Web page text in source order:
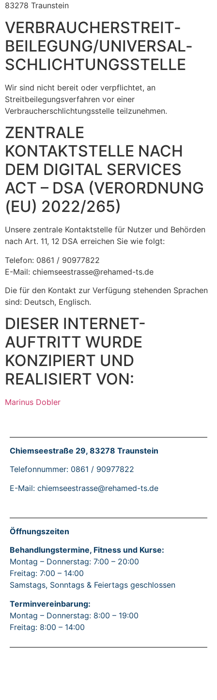
83278 Traunstein
VERBRAUCHER­STREIT­
BEILEGUNG/UNIVERSAL­
SCHLICHTUNGS­STELLE
Wir sind nicht bereit oder verpflichtet, an
Streitbeilegungsverfahren vor einer
Verbraucherschlichtungsstelle teilzunehmen.
ZENTRALE
KONTAKTSTELLE NACH
DEM DIGITAL SERVICES
ACT – DSA (VERORDNUNG
(EU) 2022/265)
Unsere zentrale Kontaktstelle für Nutzer und Behörden
nach Art. 11, 12 DSA erreichen Sie wie folgt:
Telefon: 0861 / 90977822
E-Mail: chiemseestrasse@rehamed-ts.de
Die für den Kontakt zur Verfügung stehenden Sprachen
sind: Deutsch, Englisch.
DIESER INTERNET-
AUFTRITT WURDE
KONZIPIERT UND
REALISIERT VON:
Marinus Dobler
Chiemseestraße 29, 83278 Traunstein
Telefonnummer: 0861 / 90977822
E-Mail: chiemseestrasse@rehamed-ts.de
Öffnungszeiten
Behandlungstermine, Fitness und Kurse:
Montag – Donnerstag: 7:00 – 20:00
Freitag: 7:00 – 14:00
Samstags, Sonntags & Feiertags geschlossen
Terminvereinbarung:
Montag – Donnerstag: 8:00 – 19:00
Freitag: 8:00 – 14:00